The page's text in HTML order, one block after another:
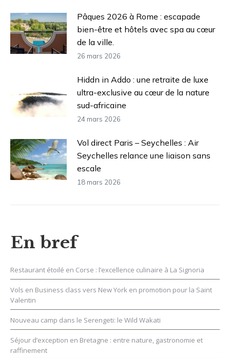
Pâques 2026 à Rome : escapade
bien-être et hôtels avec spa au cœur
de la ville.
26 mars 2026
Hiddn in Addo : une retraite de luxe
ultra-exclusive au cœur de la nature
sud-africaine
24 mars 2026
Vol direct Paris – Seychelles : Air
Seychelles relance une liaison sans
escale
18 mars 2026
En bref
Restaurant étoilé en Corse : l’excellence culinaire à La Signoria
Vols en Business class vers New York en promotion pour la Saint
Valentin
Nouveau camp dans le Serengeti: le Wild Wakati
Séjour d’exception en Bretagne : entre nature, gastronomie et
raffinement